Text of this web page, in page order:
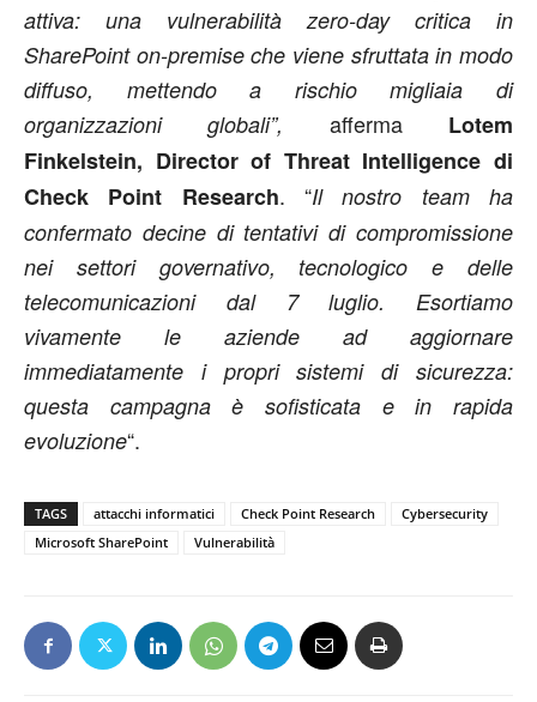
attiva: una vulnerabilità zero-day critica in
SharePoint on-premise che viene sfruttata in modo
diffuso, mettendo a rischio migliaia di
organizzazioni globali”, afferma Lotem
Finkelstein, Director of Threat Intelligence di
Check Point Research. “Il nostro team ha
confermato decine di tentativi di compromissione
nei settori governativo, tecnologico e delle
telecomunicazioni dal 7 luglio. Esortiamo
vivamente le aziende ad aggiornare
immediatamente i propri sistemi di sicurezza:
questa campagna è sofisticata e in rapida
evoluzione“.
TAGS attacchi informatici Check Point Research
Cybersecurity
Microsoft SharePoint
Vulnerabilità